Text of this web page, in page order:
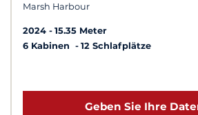
Marsh Harbour
2024
15.35 Meter
6 Kabinen
12 Schlafplätze
Geben Sie Ihre